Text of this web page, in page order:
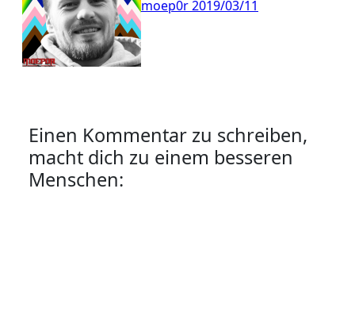
moep0r2019/03/11
Einen Kommentar zu schreiben,
macht dich zu einem besseren
Menschen: